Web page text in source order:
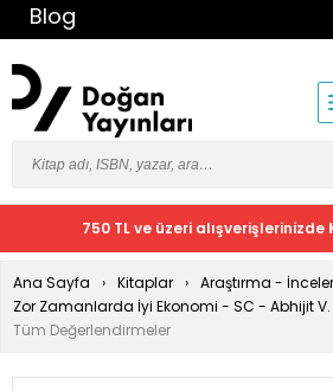
Blog
750 TL ve üzeri alışverişlerinizde
Ana Sayfa Kitaplar
Araştırma -
Zor Zamanlarda İyi Ekonomi - SC - Abhijit
Tüm Değerlendirmeler